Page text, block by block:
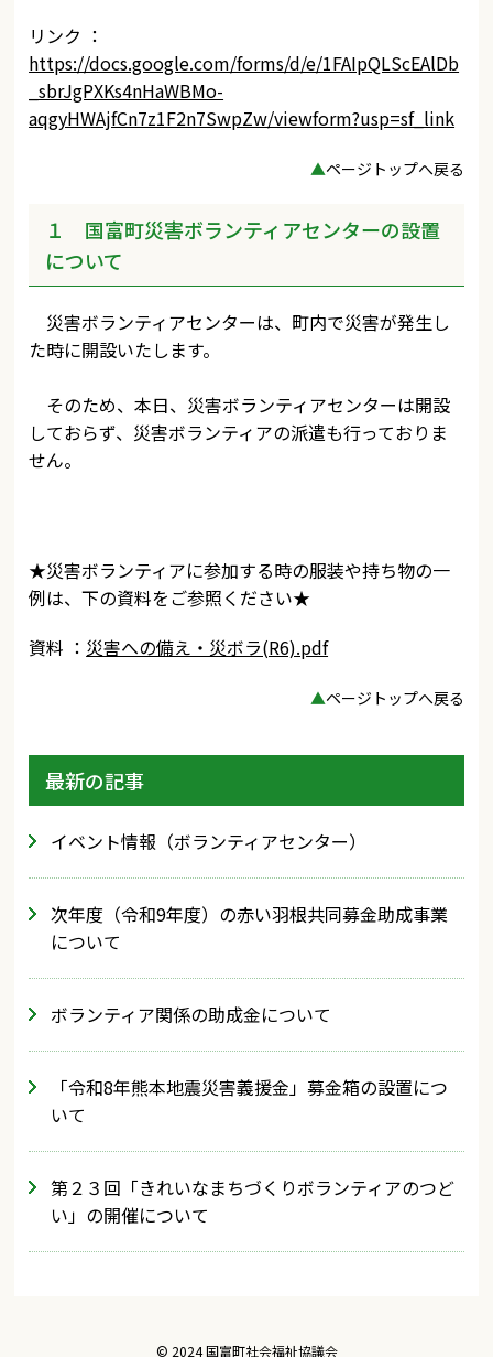
リンク ：
https://docs.google.com/forms/d/e/1FAIpQLScEAlDb
_sbrJgPXKs4nHaWBMo-
aqgyHWAjfCn7z1F2n7SwpZw/viewform?usp=sf_link
▲ページトップへ戻る
１ 国富町災害ボランティアセンターの設置
について
災害ボランティアセンターは、町内で災害が発生し
た時に開設いたします。
そのため、本日、災害ボランティアセンターは開設
しておらず、災害ボランティアの派遣も行っておりま
せん。
★災害ボランティアに参加する時の服装や持ち物の一
例は、下の資料をご参照ください★
資料 ： 災害への備え・災ボラ(R6).pdf
▲ページトップへ戻る
最新の記事
イベント情報（ボランティアセンター）
次年度（令和9年度）の赤い羽根共同募金助成事業
について
ボランティア関係の助成金について
「令和8年熊本地震災害義援金」募金箱の設置につ
いて
第２３回「きれいなまちづくりボランティアのつど
い」の開催について
© 2024 国富町社会福祉協議会